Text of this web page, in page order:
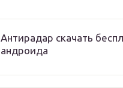
Антирадар скачать
андроида